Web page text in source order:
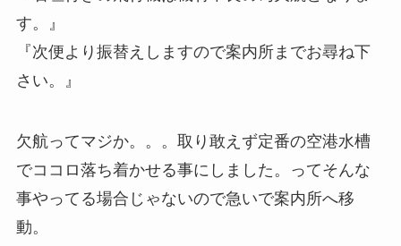
す。』
『次便より振替えしますので案内所までお尋ね下
さい。』
欠航ってマジか。。。取り敢えず定番の空港水槽
でココロ落ち着かせる事にしました。ってそんな
事やってる場合じゃないので急いで案内所へ移
動。